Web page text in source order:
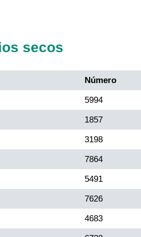
secos
Número
5994
1857
3198
7864
5491
7626
4683